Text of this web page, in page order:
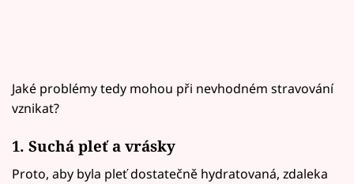
Jaké problémy tedy mohou při nevhodném stravování
vznikat?
1. Suchá pleť a vrásky
Proto, aby byla pleť dostatečně hydratovaná, zdaleka